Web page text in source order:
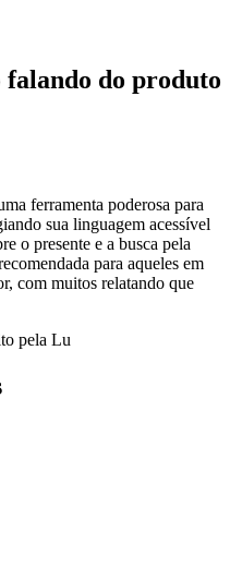
falando do produto
ferramenta poderosa para
sua linguagem acessível
o presente e a busca pela
para aqueles em
com muitos relatando que
pela Lu